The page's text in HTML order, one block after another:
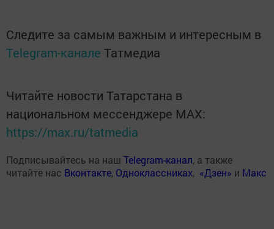
Следите за самым важным и интересным в
Telegram-канале Татмедиа
Читайте новости Татарстана в
национальном мессенджере MАХ:
https://max.ru/tatmedia
Подписывайтесь на наш Telegram-канал, а также
читайте нас Вконтакте, Одноклассниках, «Дзен» и Макс